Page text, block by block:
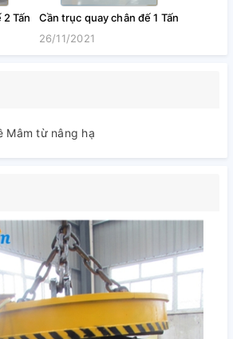
Tấn
Cần trục quay chân đế 1 Tấn
26/11/2021
Mâm từ nâng hạ